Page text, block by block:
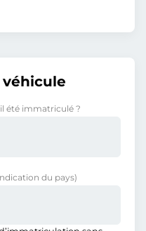
été immatriculé ?
du pays)